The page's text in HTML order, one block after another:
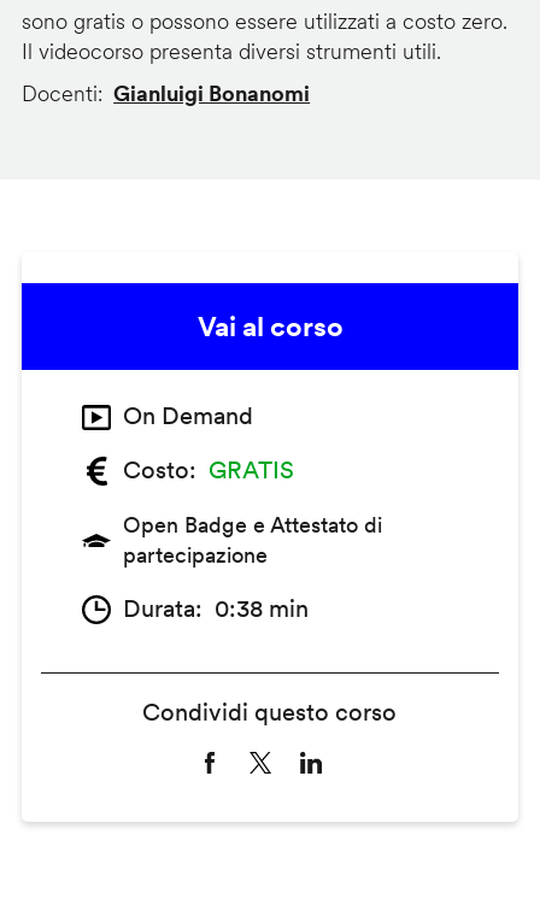
sono gratis o possono essere utilizzati a costo zero.
Il videocorso presenta diversi strumenti utili.
Docenti
Gianluigi Bonanomi
Vai al corso
On Demand
Costo
GRATIS
Open Badge e Attestato di
partecipazione
Durata 0:38 min
Condividi questo corso